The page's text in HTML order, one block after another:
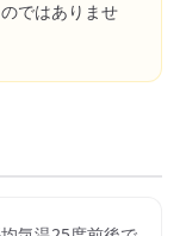
ではありませ